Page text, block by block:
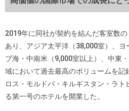
2019年に同社が契約を結んだ客室数
あり、アジア太平洋（38,000室）、ヨ
ブ海・中南米（9,000室以上）、中東
域において過去最高のボリュームを記
ロス・モルドバ・キルギスタン・ラ
る第一号のホテルを開業した。